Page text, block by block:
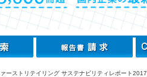
ァーストリテイリング サステナビリティレポート2017